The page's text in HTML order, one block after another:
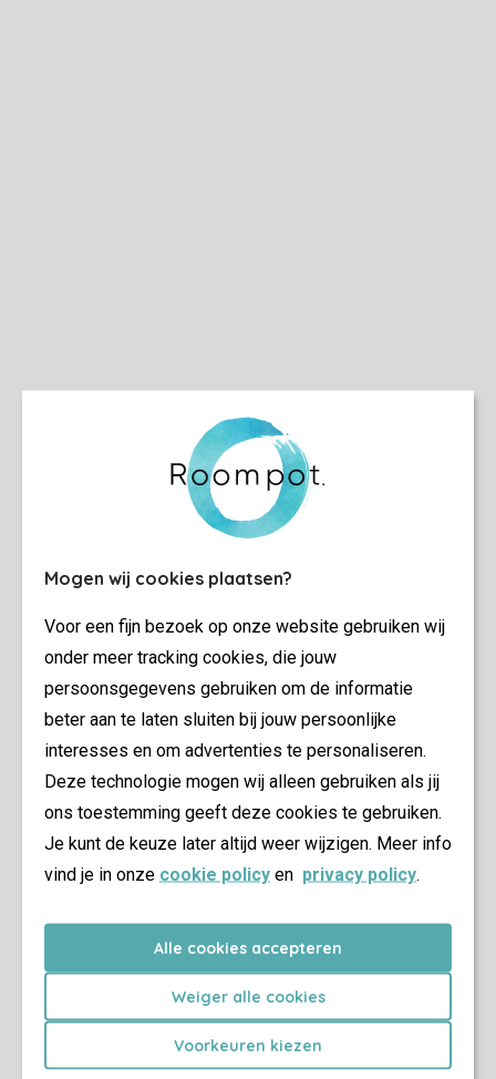
Mogen wij cookies plaatsen?
Voor een fijn bezoek op onze website gebruiken wij
onder meer tracking cookies, die jouw
persoonsgegevens gebruiken om de informatie
beter aan te laten sluiten bij jouw persoonlijke
interesses en om advertenties te personaliseren.
Deze technologie mogen wij alleen gebruiken als jij
ons toestemming geeft deze cookies te gebruiken.
Je kunt de keuze later altijd weer wijzigen. Meer info
vind je in onze cookie policy en privacy policy.
Alle cookies accepteren
Weiger alle cookies
Voorkeuren kiezen